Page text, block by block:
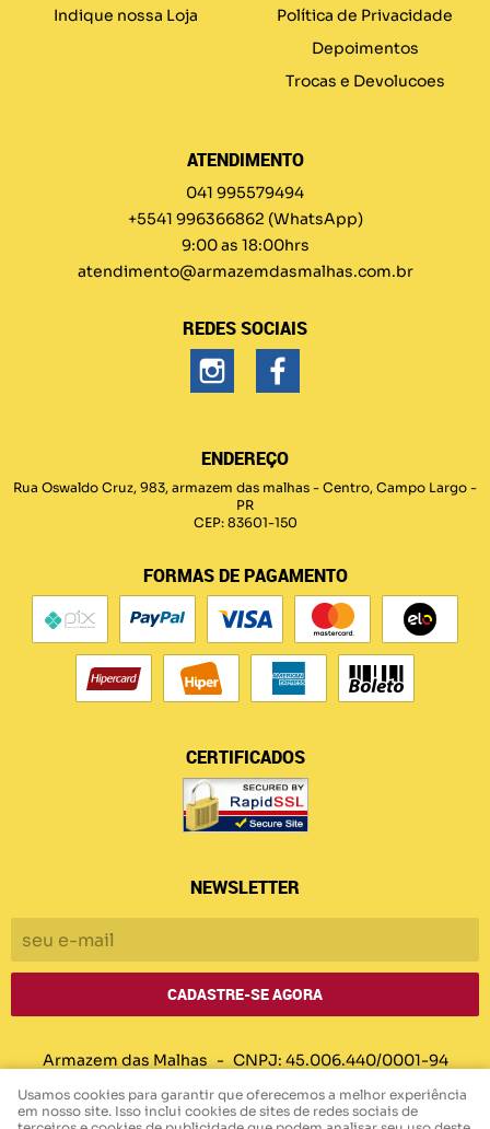
Indique nossa Loja
Política de Privacidade
Depoimentos
Trocas e Devolucoes
ATENDIMENTO
041 995579494
+5541 996366862 (WhatsApp)
9:00 as 18:00hrs
atendimento@armazemdasmalhas.com.br
REDES SOCIAIS
ENDEREÇO
Rua Oswaldo Cruz, 983, armazem das malhas - Centro, Campo Largo -
PR
CEP: 83601-150
FORMAS DE PAGAMENTO
CERTIFICADOS
NEWSLETTER
CADASTRE-SE AGORA
Armazem das Malhas CNPJ: 45.006.440/0001-94
Usamos cookies para garantir que oferecemos a melhor experiência
em nosso site. Isso inclui cookies de sites de redes sociais de